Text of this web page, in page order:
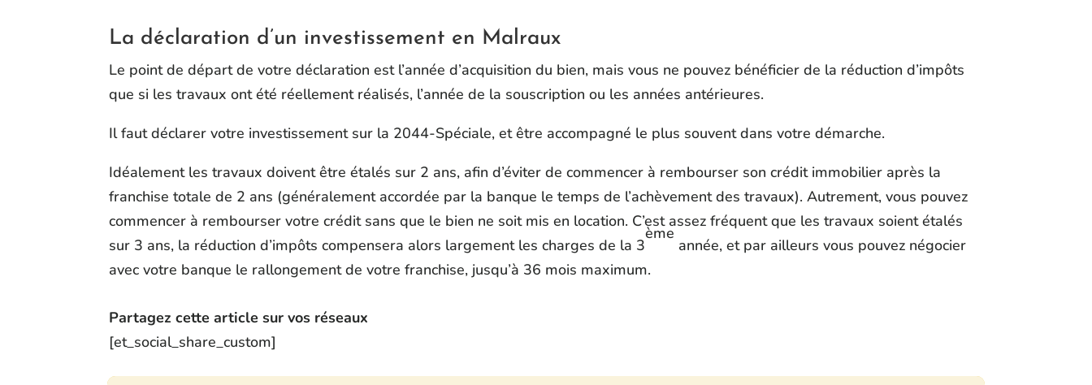
La déclaration d’un investissement en Malraux
Le point de départ de votre déclaration est l’année d’acquisition du bien, mais vous ne pouvez bénéficier de la réduction d’impôts
que si les travaux ont été réellement réalisés, l’année de la souscription ou les années antérieures.
Il faut déclarer votre investissement sur la 2044-Spéciale, et être accompagné le plus souvent dans votre démarche.
Idéalement les travaux doivent être étalés sur 2 ans, afin d’éviter de commencer à rembourser son crédit immobilier après la
franchise totale de 2 ans (généralement accordée par la banque le temps de l’achèvement des travaux). Autrement, vous pouvez
commencer à rembourser votre crédit sans que le bien ne soit mis en location. C’est assez fréquent que les travaux soient étalés
sur 3 ans, la réduction d’impôts compensera alors largement les charges de la 3
ème
année, et par ailleurs vous pouvez négocier
avec votre banque le rallongement de votre franchise, jusqu’à 36 mois maximum.
Partagez cette article sur vos réseaux
[et_social_share_custom]